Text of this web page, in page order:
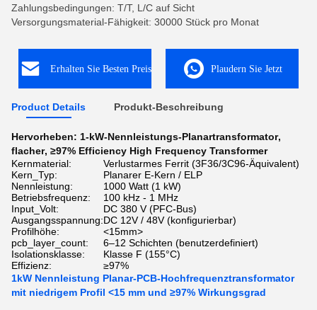
Zahlungsbedingungen: T/T, L/C auf Sicht
Versorgungsmaterial-Fähigkeit: 30000 Stück pro Monat
Erhalten Sie Besten Preis Plaudern Sie Jetzt
Product Details Produkt-Beschreibung
Hervorheben: 1-kW-Nennleistungs-Planartransformator,
flacher, ≥97% Efficiency High Frequency Transformer
Kernmaterial:
Verlustarmes Ferrit (3F36/3C96-Äquivalent)
Kern_Typ:
Planarer E-Kern / ELP
Nennleistung:
1000 Watt (1 kW)
Betriebsfrequenz:
100 kHz - 1 MHz
Input_Volt:
DC 380 V (PFC-Bus)
Ausgangsspannung:DC 12V / 48V (konfigurierbar)
Profilhöhe:
<15mm>
pcb_layer_count:
6–12 Schichten (benutzerdefiniert)
Isolationsklasse:
Klasse F (155°C)
Effizienz:
≥97%
1kW Nennleistung Planar-PCB-Hochfrequenztransformator
mit niedrigem Profil <15 mm und ≥97% Wirkungsgrad